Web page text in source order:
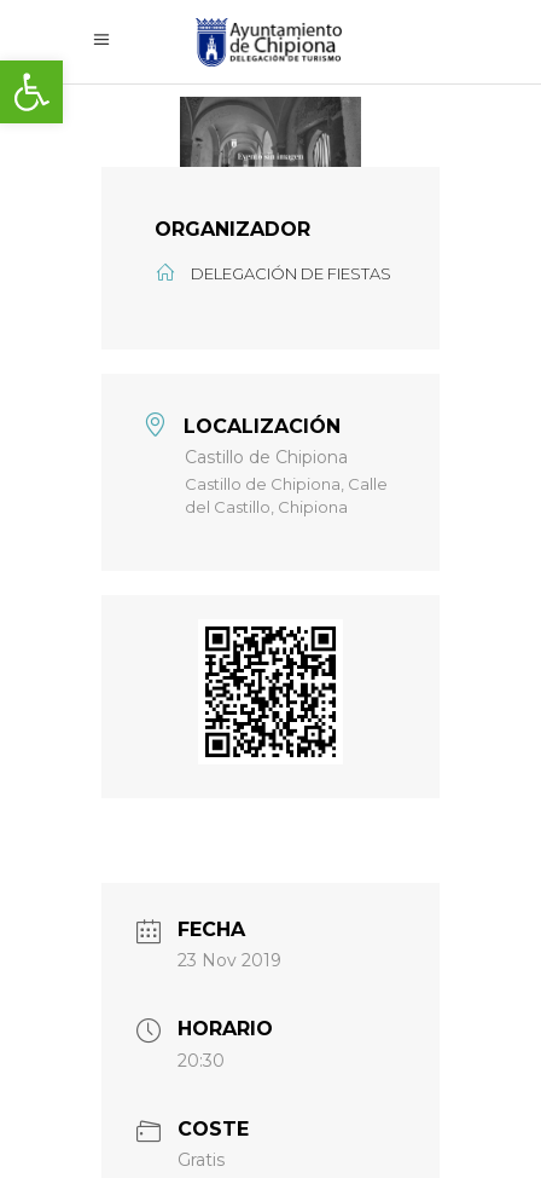
Abrir barra de herramientas
ORGANIZADOR
DELEGACIÓN DE FIESTAS
LOCALIZACIÓN
Castillo de Chipiona
Castillo de Chipiona, Calle
del Castillo, Chipiona
FECHA
23 Nov 2019
HORARIO
20:30
COSTE
Gratis